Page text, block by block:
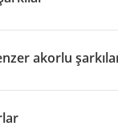
akorlu